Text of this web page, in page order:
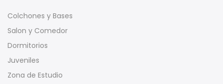
Colchones y Bases
Salon y Comedor
Dormitorios
Juveniles
Zona de Estudio